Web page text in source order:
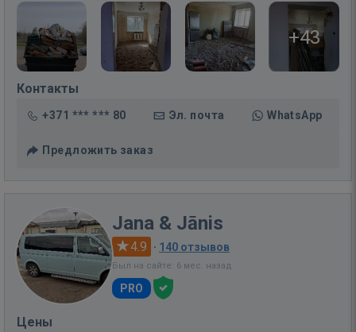
+43
Контакты
+371 *** *** 80 Эл. почта WhatsApp
Предложить заказ
Jana & Jānis
4.9 · 140 отзывов
Был на сайте: 6 мес. назад
PRO
Цены